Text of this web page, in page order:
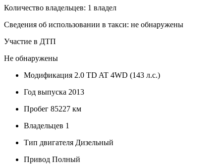
Количество владельцев: 1 владел
Сведения об использовании в такси: не обнаружены
Участие в ДТП
Не обнаружены
Модификация 2.0 TD AT 4WD (143 л.с.)
Год выпуска 2013
Пробег 85227 км
Владельцев 1
Тип двигателя Дизельный
Привод Полный